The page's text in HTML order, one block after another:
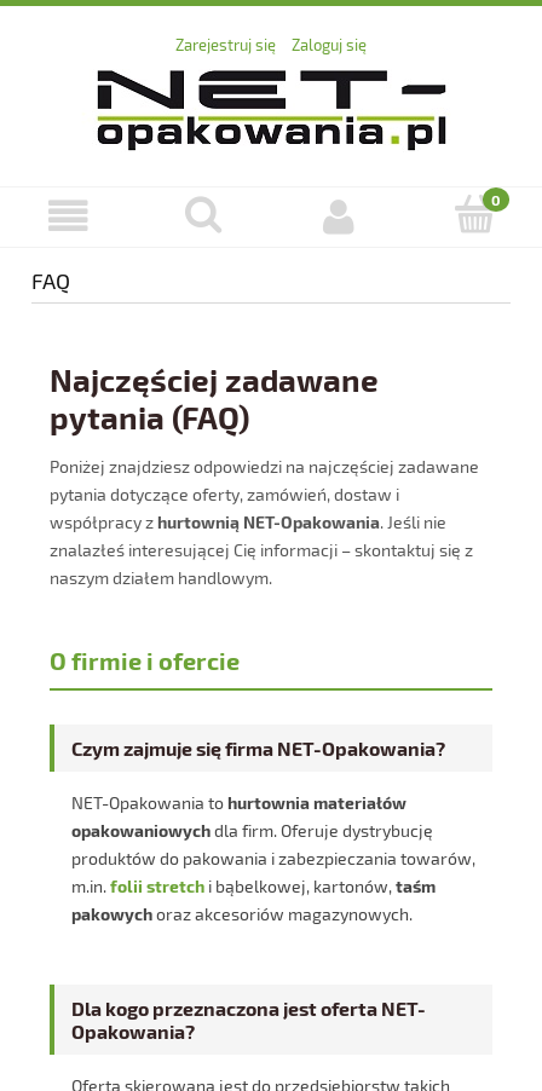
Zarejestruj się Zaloguj się
FAQ
Najczęściej zadawane
pytania (FAQ)
Poniżej znajdziesz odpowiedzi na najczęściej zadawane
pytania dotyczące oferty, zamówień, dostaw i
współpracy zhurtownią NET-Opakowania. Jeśli nie
znalazłeś interesującej Cię informacji – skontaktuj się z
naszym działem handlowym.
O firmie i ofercie
Czym zajmuje się firma NET-Opakowania?
NET-Opakowania tohurtownia materiałów
opakowaniowychdla firm. Oferuje dystrybucję
produktów do pakowania i zabezpieczania towarów,
m.in.folii stretch i bąbelkowej, kartonów,taśm
pakowychoraz akcesoriów magazynowych.
Dla kogo przeznaczona jest oferta NET-
Opakowania?
Oferta skierowana jest do przedsiębiorstw takich